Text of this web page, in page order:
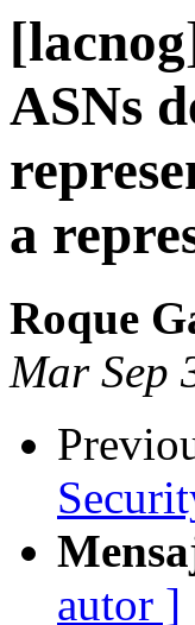
ASNs
a
Roque
Mar Sep
autor ]